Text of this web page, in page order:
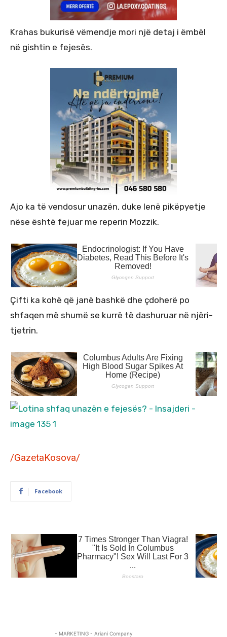
Krahas bukurisë vëmendje mori një detaj i ëmbël
në gishtin e fejesës.
Ajo ka të vendosur unazën, duke lenë pikëpyetje
nëse është fejuar me reperin Mozzik.
Çifti ka kohë që janë bashkë dhe çdoherë po
shfaqen më shumë se kurrë të dashuruar në njëri-
tjetrin.
/GazetaKosova/
Facebook
- MARKETING - Ariani Company